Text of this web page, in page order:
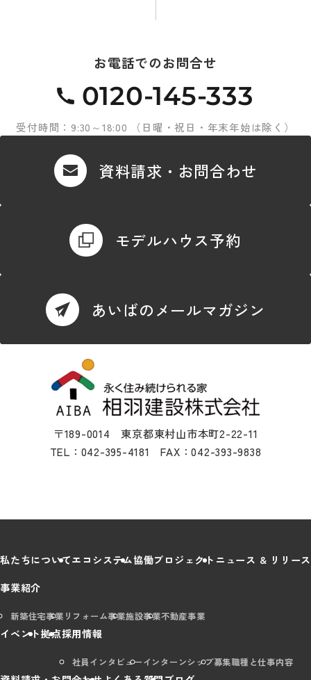
お電話でのお問合せ
0120-145-333
受付時間：9:30～18:00 （日曜・祝日・年末年始は除く）
資料請求・お問合わせ
モデルハウス予約
あいばのメールマガジン
〒189-0014 東京都東村山市本町2-22-11
TEL：042-395-4181 FAX：042-393-9838
私たちについてエコシステム協働プロジェクト ニュース & リリース
事業紹介
新築住宅事業 リフォーム事業施設事業不動産事業
イベント拠点採用情報
社員インタビューインターンシップ募集職種と仕事内容